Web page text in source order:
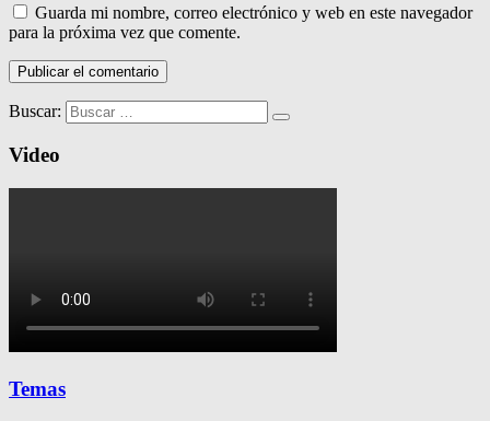
Guarda mi nombre, correo electrónico y web en este navegador
para la próxima vez que comente.
Buscar:
Video
Temas